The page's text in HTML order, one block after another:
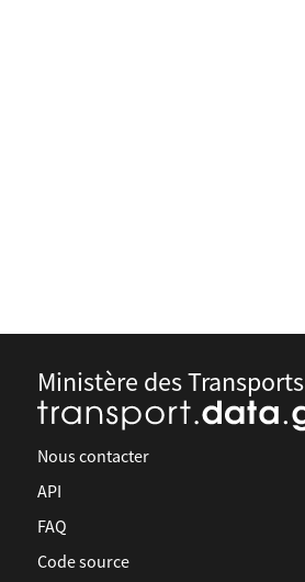
Ministère des Transports
Nous contacter
API
FAQ
Code source